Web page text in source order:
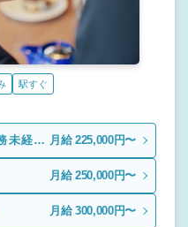
駅すぐ
未経
月給 225,000円〜
月給 250,000円〜
月給 300,000円〜